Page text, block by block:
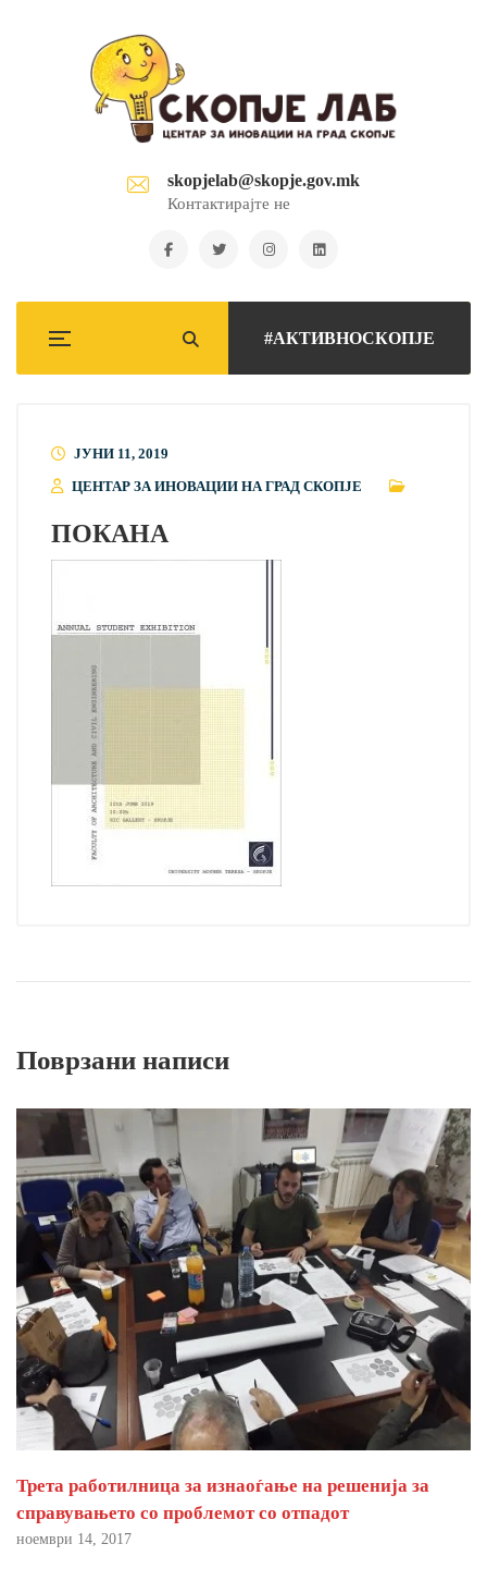
skopjelab@skopje.gov.mk
Контактирајте не
#АКТИВНОСКОПЈЕ
ЈУНИ 11, 2019
ЦЕНТАР ЗА ИНОВАЦИИ НА ГРАД СКОПЈЕ
ПОКАНА
Поврзани написи
Трета работилница за изнаоѓање на решенија за
справувањето со проблемот со отпадот
ноември 14, 2017